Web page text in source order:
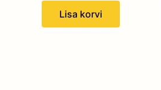
Lisa korvi